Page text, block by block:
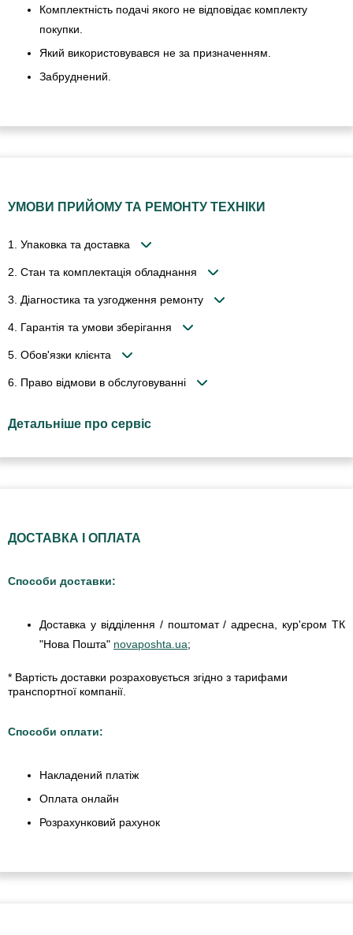
Комплектність подачі якого не відповідає комплекту
покупки.
Який використовувався не за призначенням.
Забруднений.
УМОВИ ПРИЙОМУ ТА РЕМОНТУ ТЕХНІКИ
1. Упаковка та доставка
2. Стан та комплектація обладнання
3. Діагностика та узгодження ремонту
4. Гарантія та умови зберігання
5. Обов'язки клієнта
6. Право відмови в обслуговуванні
Детальніше про сервіс
ДОСТАВКА І ОПЛАТА
Способи доставки:
Доставка у відділення / поштомат / адресна, кур'єром ТК
"Нова Пошта" novaposhta.ua;
* Вартість доставки розраховується згідно з тарифами
транспортної компанії.
Способи оплати:
Накладений платіж
Оплата онлайн
Розрахунковий рахунок